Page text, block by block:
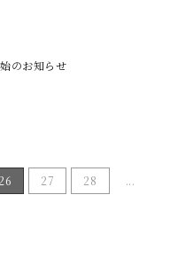
のお知らせ
26 27 28
...